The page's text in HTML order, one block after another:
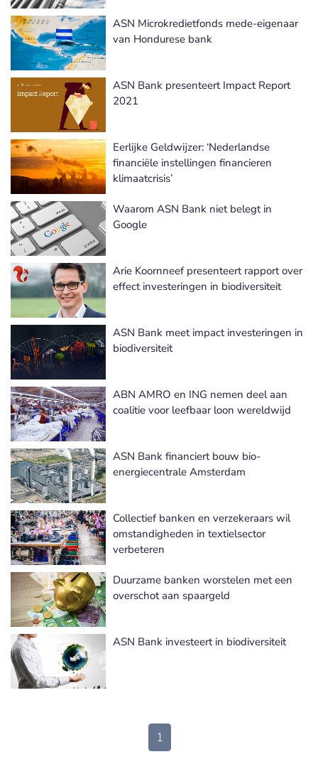
ASN Microkredietfonds mede-eigenaar
van Hondurese bank
ASN Bank presenteert Impact Report
2021
Eerlijke Geldwijzer: ‘Nederlandse
financiële instellingen financieren
klimaatcrisis’
Waarom ASN Bank niet belegt in
Google
Arie Koornneef presenteert rapport over
effect investeringen in biodiversiteit
ASN Bank meet impact investeringen in
biodiversiteit
ABN AMRO en ING nemen deel aan
coalitie voor leefbaar loon wereldwijd
ASN Bank financiert bouw bio-
energiecentrale Amsterdam
Collectief banken en verzekeraars wil
omstandigheden in textielsector
verbeteren
Duurzame banken worstelen met een
overschot aan spaargeld
ASN Bank investeert in biodiversiteit
1